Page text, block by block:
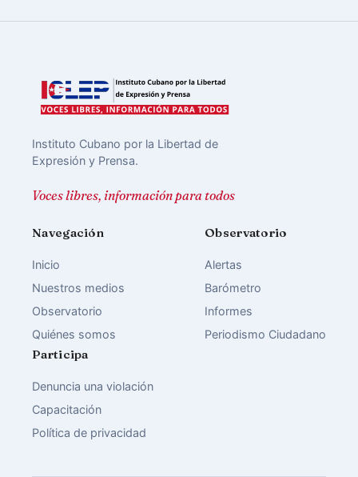
Instituto Cubano por la Libertad de
Expresión y Prensa.
Voces libres, información para todos
Navegación
Inicio
Nuestros medios
Observatorio
Quiénes somos
Observatorio
Alertas
Barómetro
Informes
Periodismo Ciudadano
Participa
Denuncia una violación
Capacitación
Política de privacidad